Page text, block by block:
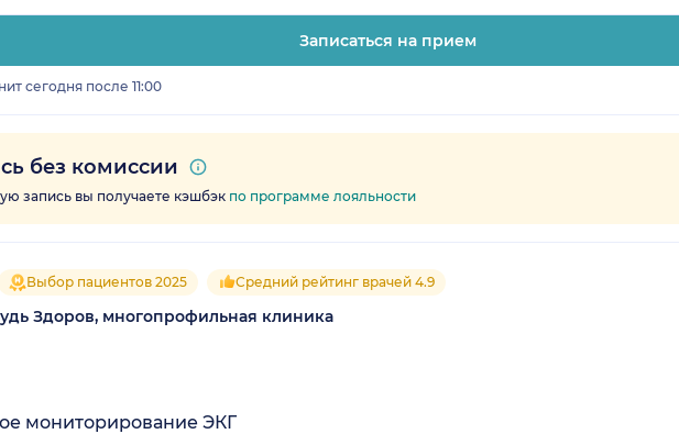
Записаться на прием
сегодня после 11:00
без комиссии
запись вы получаете кэшбэк по программе лояльности
Выбор пациентов 2025 Средний рейтинг врачей 4.9
Здоров, многопрофильная клиника
мониторирование ЭКГ